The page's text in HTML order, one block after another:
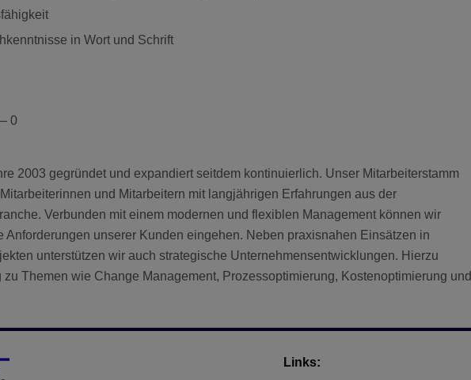
in Wort und Schrift
0
2003 gegründet und expandiert seitdem kontinuierlich. Unser Mitarbeiterstamm
und Mitarbeitern mit langjährigen Erfahrungen aus der
Verbunden mit einem modernen und flexiblen Management können wir
Anforderungen unserer Kunden eingehen. Neben praxisnahen Einsätzen in
unterstützen wir auch strategische Unternehmensentwicklungen. Hierzu
Themen wie Change Management, Prozessoptimierung, Kostenoptimierung und
Links: